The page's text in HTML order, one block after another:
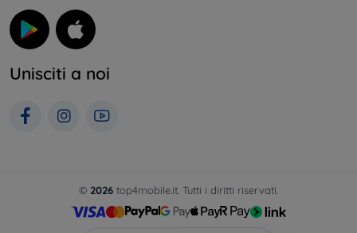
Unisciti a noi
© 2026 top4mobile.it. Tutti i diritti riservati.